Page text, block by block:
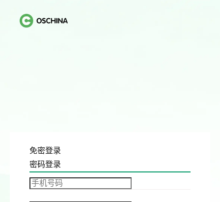
免密登录
密码登录